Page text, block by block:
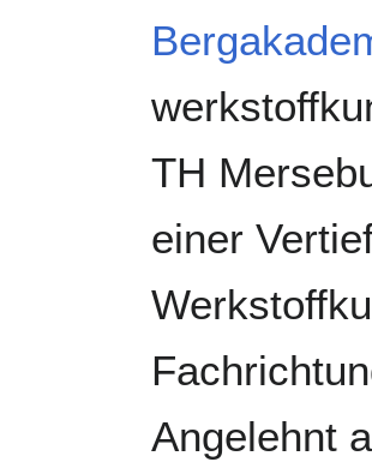
TH
einer
Angelehnt